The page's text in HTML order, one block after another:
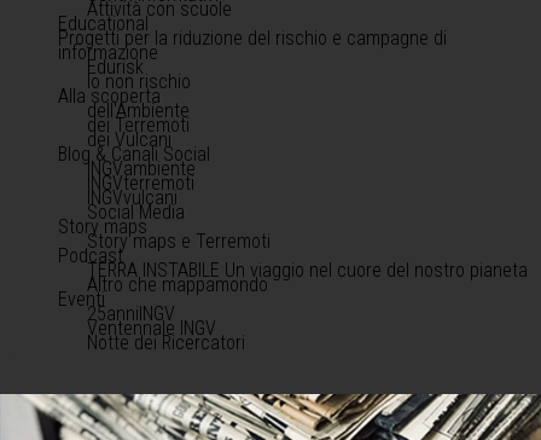
Attività con scuole
Educational
Progetti per la riduzione del rischio e campagne di
informazione
Edurisk
Io non rischio
Alla scoperta
dell'Ambiente
dei Terremoti
dei Vulcani
Blog & Canali Social
INGVambiente
INGVterremoti
INGVvulcani
Social Media
Story maps
Story maps e Terremoti
Podcast
TERRA INSTABILE Un viaggio nel cuore del nostro pianeta
Altro che mappamondo
Eventi
25anniINGV
Ventennale INGV
Notte dei Ricercatori